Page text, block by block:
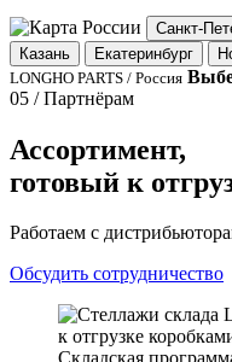
Санкт-
Казань
Екатеринбург
LONGHO PARTS / Россия
05 / Партнёрам
Ассортимент,
готовый к
Работаем с
Обсудить сотрудничество